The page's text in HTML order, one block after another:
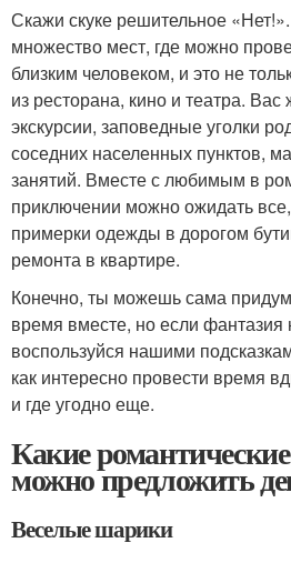
Скажи скуке решительное
множество мест, где можно
близким человеком, и это не
из ресторана, кино и театра. Вас
экскурсии, заповедные уголки
соседних населенных пунктов,
занятий. Вместе с любимым в
приключении можно ожидать
примерки одежды в дорогом
ремонта в квартире.
Конечно, ты можешь сама
время вместе, но если фантазия
воспользуйся нашими
как интересно провести время
и где угодно еще.
Какие
можно предложить
Веселые шарики